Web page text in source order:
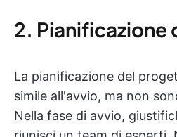
2.
La pianificazione del
simile all'avvio, ma non
Nella fase di avvio,